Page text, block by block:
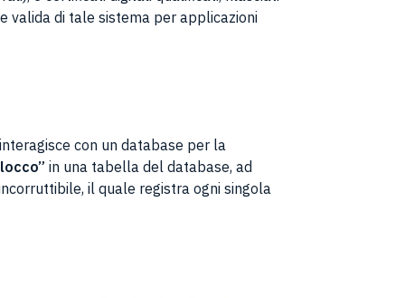
valida di tale sistema per applicazioni
con un database per la
in una tabella del database, ad
il quale registra ogni singola